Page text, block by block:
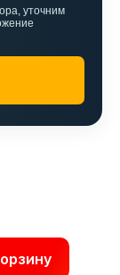
уточним